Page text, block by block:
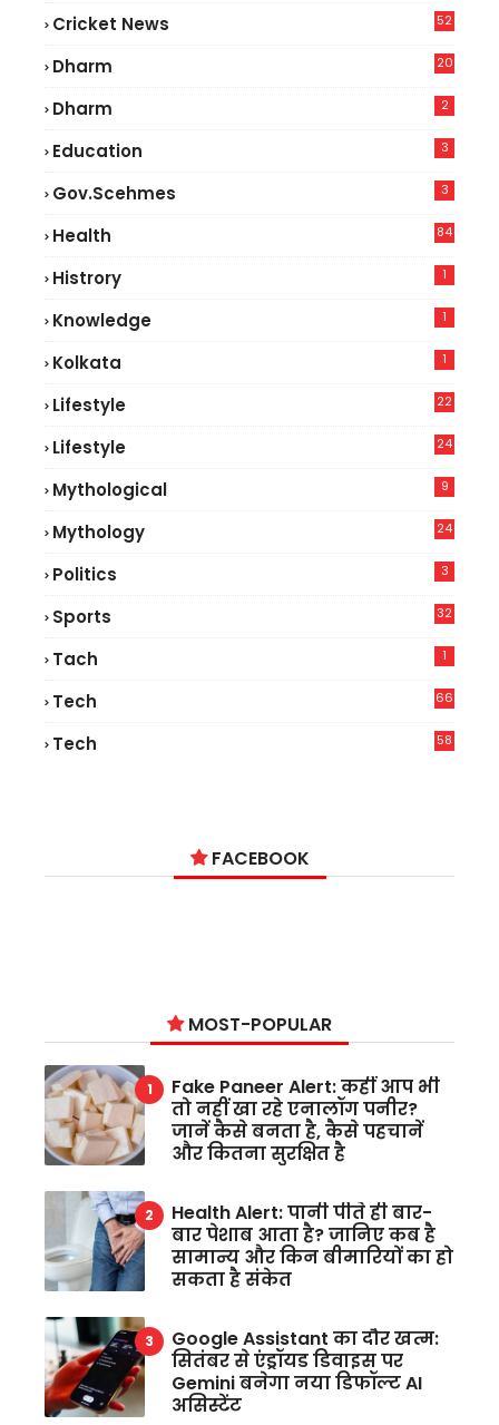
Cricket News
52
Dharm 20
Dharm 2
Education 3
Gov.scehmes 3
Health
84
Histrory 1
Knowledge 1
Kolkata 1
Lifestyle
22
Lifestyle
24
Mythological 9
Mythology 24
Politics 3
Sports 32
Tach 1
Tech
66
Tech
58
FACEBOOK
MOST-POPULAR
Fake Paneer Alert: कहीं आप भी
तो नहीं खा रहे एनालॉग पनीर?
जानें कैसे बनता है, कैसे पहचानें
और कितना सुरक्षित है
Health Alert: पानी पीते ही बार-
बार पेशाब आता है? जानिए कब है
सामान्य और किन बीमारियों का हो
सकता है संकेत
Google Assistant का दौर खत्म:
सितंबर से एंड्रॉयड डिवाइस पर
Gemini बनेगा नया डिफॉल्ट AI
असिस्टेंट